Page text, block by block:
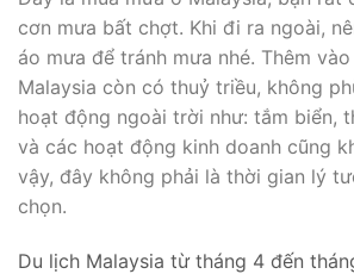
cơn mưa bất chợt. Khi đi ra ngoài,
áo mưa để tránh mưa nhé. Thêm
Malaysia còn có thuỷ triều, không
hoạt động ngoài trời như: tắm biển,
và các hoạt động kinh doanh cũng
vậy, đây không phải là thời gian lý
chọn.
Du lịch Malaysia từ tháng 4 đến